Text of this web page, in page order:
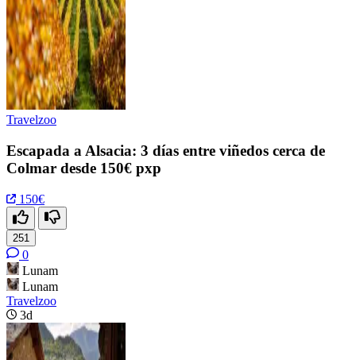
Travelzoo
Escapada a Alsacia: 3 días entre viñedos cerca de
Colmar desde 150€ pxp
150€
251
0
Lunam
Lunam
Travelzoo
3d